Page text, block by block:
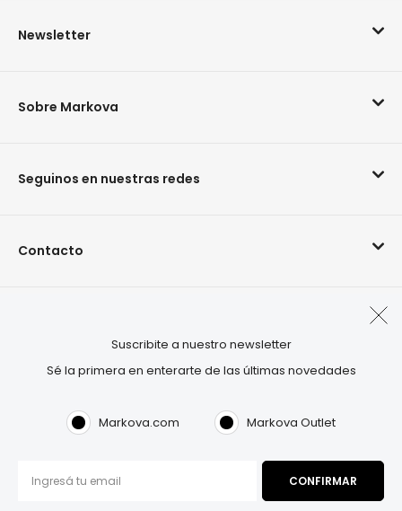
Newsletter
Sobre Markova
Seguinos en nuestras redes
Contacto
Suscribite a nuestro newsletter
Sé la primera en enterarte de las últimas novedades
Markova.com Markova Outlet